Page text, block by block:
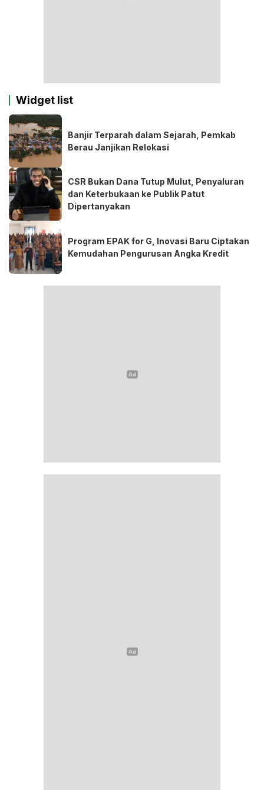
Widget list
Banjir Terparah dalam Sejarah, Pemkab
Berau Janjikan Relokasi
CSR Bukan Dana Tutup Mulut, Penyaluran
dan Keterbukaan ke Publik Patut
Dipertanyakan
Program EPAK for G, Inovasi Baru Ciptakan
Kemudahan Pengurusan Angka Kredit